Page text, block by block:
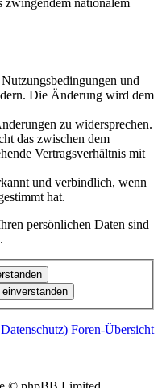
zwingendem nationalem
und
Die Änderung wird dem
zu widersprechen.
das zwischen dem
Vertragsverhältnis mit
und verbindlich, wenn
hat.
persönlichen Daten sind
Foren-Übersicht